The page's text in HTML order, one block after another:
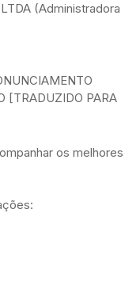
(Administradora
[TRADUZIDO PARA
os melhores